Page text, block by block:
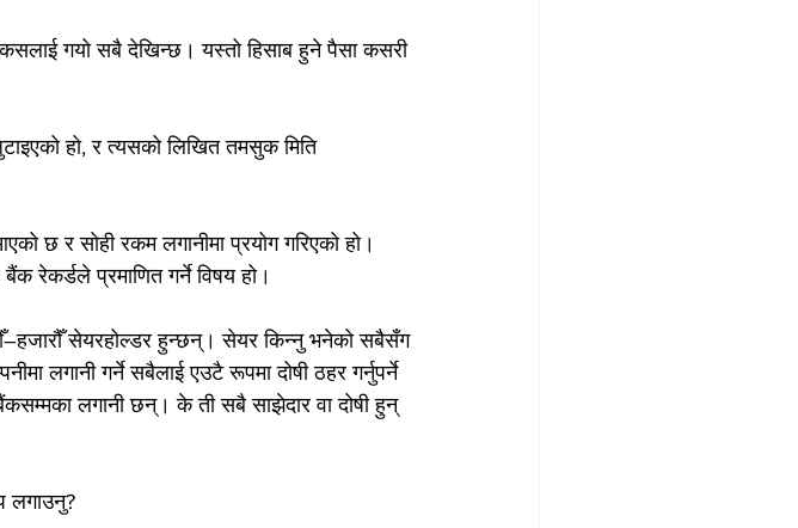
गयो सबै देखिन्छ। यस्तो हिसाब हुने पैसा कसरी
हो, र त्यसको लिखित तमसुक मिति
छ र सोही रकम लगानीमा प्रयोग गरिएको हो।
रेकर्डले प्रमाणित गर्ने विषय हो।
सेयरहोल्डर हुन्छन्। सेयर किन्नु भनेको सबैसँग
लगानी गर्ने सबैलाई एउटै रूपमा दोषी ठहर गर्नुपर्ने
लगानी छन्। के ती सबै साझेदार वा दोषी हुन्
लगाउनु?